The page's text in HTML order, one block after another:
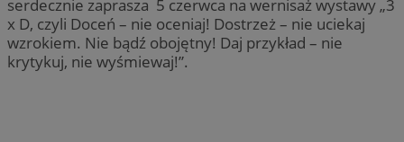
serdecznie zaprasza 5 czerwca na wernisaż wystawy „3
x D, czyli Doceń – nie oceniaj! Dostrzeż – nie uciekaj
wzrokiem. Nie bądź obojętny! Daj przykład – nie
krytykuj, nie wyśmiewaj!”.